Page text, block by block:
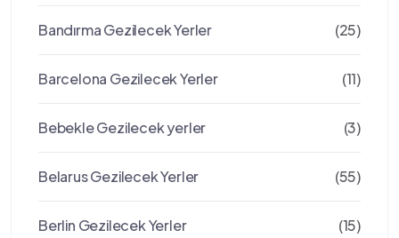
Bandırma Gezilecek Yerler (25)
Barcelona Gezilecek Yerler (11)
Bebekle Gezilecek yerler (3)
Belarus Gezilecek Yerler (55)
Berlin Gezilecek Yerler (15)